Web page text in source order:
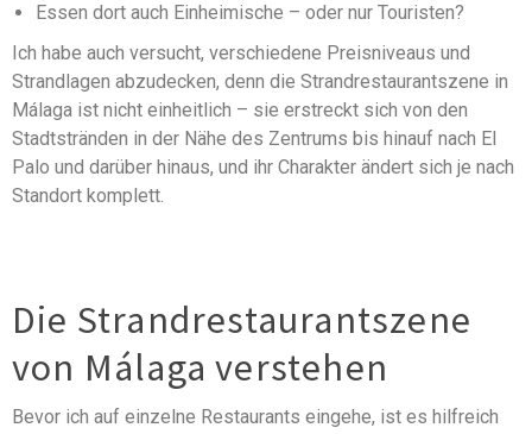
Essen dort auch Einheimische – oder nur Touristen?
Ich habe auch versucht, verschiedene Preisniveaus und
Strandlagen abzudecken, denn die Strandrestaurantszene in
Málaga ist nicht einheitlich – sie erstreckt sich von den
Stadtstränden in der Nähe des Zentrums bis hinauf nach El
Palo und darüber hinaus, und ihr Charakter ändert sich je nach
Standort komplett.
Die Strandrestaurantszene
von Málaga verstehen
Bevor ich auf einzelne Restaurants eingehe, ist es hilfreich